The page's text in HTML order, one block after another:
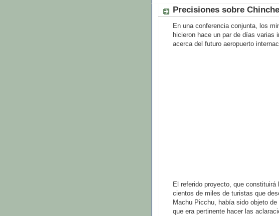
Precisiones sobre
En una conferencia conjunta, los
hicieron hace un par de días varias
acerca del futuro aeropuerto
El referido proyecto, que constituirá
cientos de miles de turistas que
Machu Picchu, había sido objeto
que era pertinente hacer las